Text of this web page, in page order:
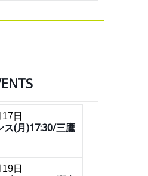
日
ス(月)17:30/三鷹
日